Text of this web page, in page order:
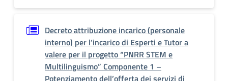
Decreto attribuzione incarico (personale
interno) per l’incarico di Esperti e Tutor a
valere per il progetto “PNRR STEM e
Multilinguismo” Componente 1 –
Potenziamento dell’offerta dei servizi di